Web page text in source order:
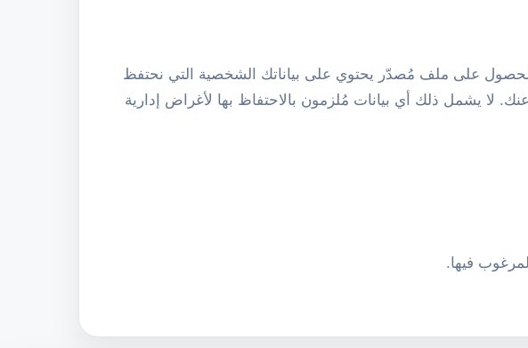
على ملف مُصدّر يحتوي على بياناتك الشخصية التي نحتفظ
لا يشمل ذلك أي بيانات مُلزمون بالاحتفاظ بها لأغراض إدارية
فيها.